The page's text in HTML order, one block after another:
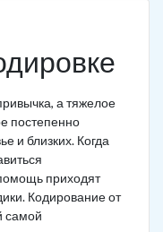
а тяжелое
постепенно
и близких. Когда
приходят
Кодирование от
самой